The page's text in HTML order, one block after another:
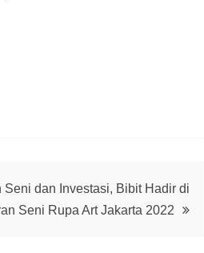
Seni dan Investasi, Bibit Hadir di
Seni Rupa Art Jakarta 2022